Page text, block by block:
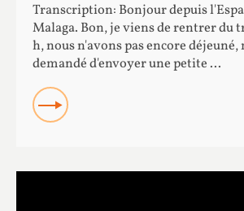
Transcription: Bonjour depuis
Malaga. Bon, je viens de rentrer du
h, nous n'avons pas encore déjeuné,
demandé d'envoyer une petite ...
READ